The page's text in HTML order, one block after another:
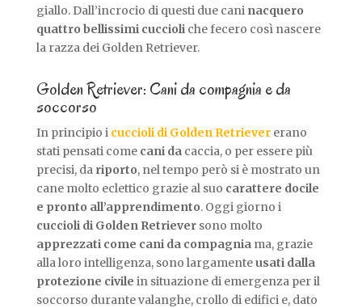
giallo. Dall’incrocio di questi due cani nacquero
quattro bellissimi cuccioliche fecero così nascere
la razza dei Golden Retriever.
Golden Retriever: Cani da compagnia e da
soccorso
In principio i cuccioli di Golden Retrievererano
stati pensati come cani dacaccia, o per essere più
precisi, dariporto, nel tempo però si è mostrato un
cane molto eclettico grazie al suo carattere docile
e pronto all’apprendimento. Oggi giorno i
cuccioli di Golden Retrieversono molto
apprezzati come cani da compagniama, grazie
alla loro intelligenza, sono largamenteusati dalla
protezione civile in situazione di emergenza per il
soccorso durante valanghe, crollo di edifici e, dato